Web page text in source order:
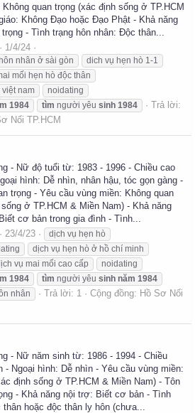
quan trọng (xác định sống ở TP.HCM
Không Đạo hoặc Đạo Phật - Khả năng
- Tình trạng hôn nhân: Độc thân...
1/4/24
nhân ở sài gòn
dich vụ hẹn hò 1-1
mối hẹn hò độc thân
nam
noidating
1984 tìm người yêu sinh 1984
Trả lời:
Nối TP.HCM
- Nữ độ tuổi từ: 1983 - 1996 - Chiều cao
hình: Dễ nhìn, nhân hậu, tóc gọn gàng -
trọng - Yêu cầu vùng miền: Không quan
ở TP.HCM & Miền Nam) - Khả năng
cơ bản trong gia đình - Tình...
23/4/23
dịch vụ hẹn hò
dịch vụ hẹn hò ở hồ chí minh
vụ mai mối cao cấp
noidating
1984 tìm người yêu sinh năm 1984
nhân
Trả lời: 1 Cộng đồng: Hồ Sơ Nối
- Nữ năm sinh từ: 1986 - 1994 - Chiều
Ngoại hình: Dễ nhìn - Yêu cầu vùng miền:
định sống ở TP.HCM & Miền Nam) - Tôn
- Khả năng nội trợ: Biết cơ bản - Tình
hoặc độc thân ly hôn (chưa...